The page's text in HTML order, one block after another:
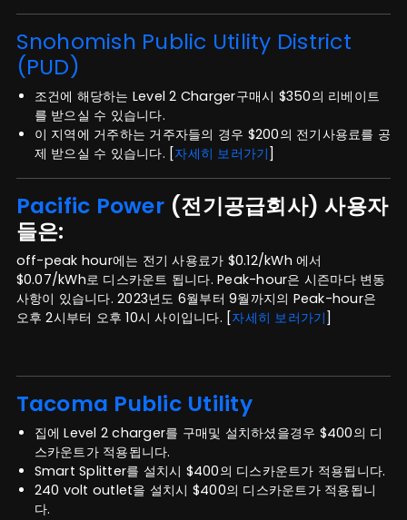
Snohomish Public Utility District
(PUD)
조건에 해당하는 Level 2 Charger구매시 $350의 리베이트
를 받으실 수 있습니다.
이 지역에 거주하는 거주자들의 경우 $200의 전기사용료를 공
제 받으실 수 있습니다. [자세히 보러가기 ]
Pacific Power(전기공급회사) 사용자
들은:
off-peak hour에는 전기 사용료가 $0.12/kWh 에서
$0.07/kWh로 디스카운트 됩니다. Peak-hour은 시즌마다 변동
사항이 있습니다. 2023년도 6월부터 9월까지의 Peak-hour은
오후 2시부터 오후 10시 사이입니다. [자세히 보러가기 ]
Tacoma Public Utility
집에 Level 2 charger를 구매및 설치하셨을경우 $400의 디
스카운트가 적용됩니다.
Smart Splitter를 설치시 $400의 디스카운트가 적용됩니다.
240 volt outlet을 설치시 $400의 디스카운트가 적용됩니
다.